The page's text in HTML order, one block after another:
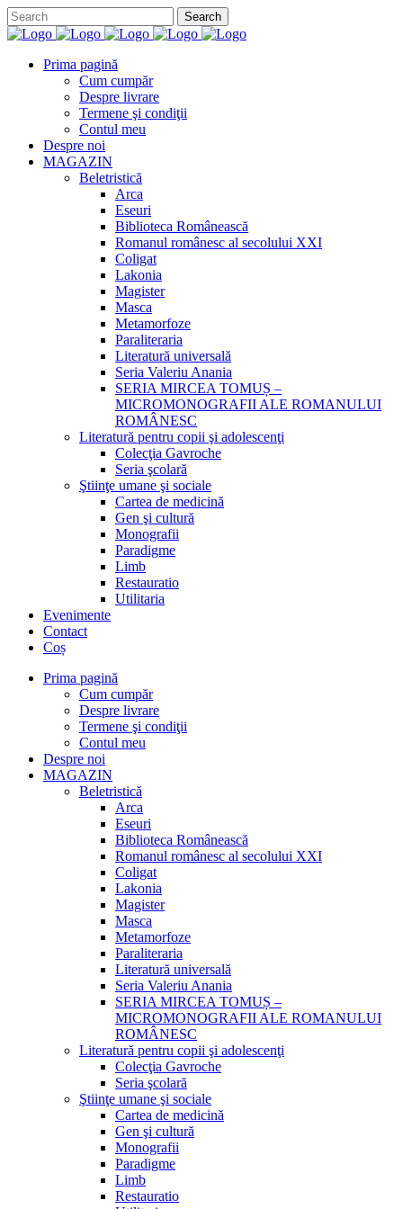
Prima pagină
Cum cumpăr
Despre livrare
Termene şi condiţii
Contul meu
Despre noi
MAGAZIN
Beletristică
Arca
Eseuri
Biblioteca Românească
Romanul românesc al secolului XXI
Coligat
Lakonia
Magister
Masca
Metamorfoze
Paraliteraria
Literatură universală
Seria Valeriu Anania
SERIA MIRCEA TOMUȘ –
MICROMONOGRAFII ALE ROMANULUI
ROMÂNESC
Literatură pentru copii şi adolescenţi
Colecţia Gavroche
Seria şcolară
Ştiinţe umane şi sociale
Cartea de medicină
Gen şi cultură
Monografii
Paradigme
Limb
Restauratio
Utilitaria
Evenimente
Contact
Coș
Prima pagină
Cum cumpăr
Despre livrare
Termene şi condiţii
Contul meu
Despre noi
MAGAZIN
Beletristică
Arca
Eseuri
Biblioteca Românească
Romanul românesc al secolului XXI
Coligat
Lakonia
Magister
Masca
Metamorfoze
Paraliteraria
Literatură universală
Seria Valeriu Anania
SERIA MIRCEA TOMUȘ –
MICROMONOGRAFII ALE ROMANULUI
ROMÂNESC
Literatură pentru copii şi adolescenţi
Colecţia Gavroche
Seria şcolară
Ştiinţe umane şi sociale
Cartea de medicină
Gen şi cultură
Monografii
Paradigme
Limb
Restauratio